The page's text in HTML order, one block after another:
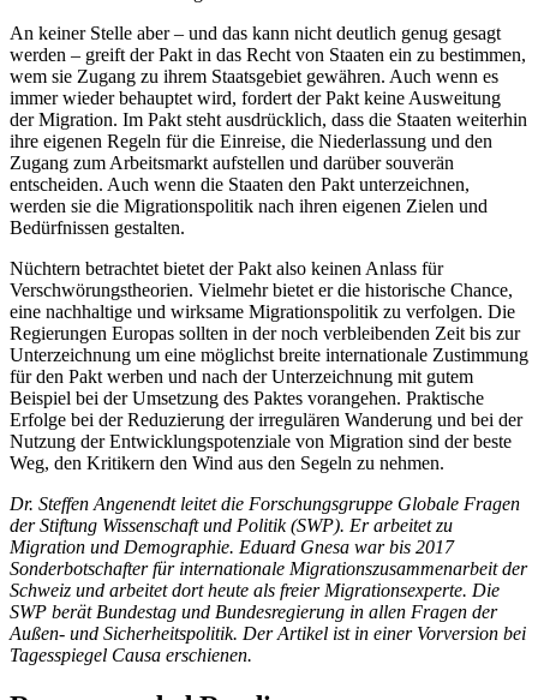
An keiner Stelle aber – und das kann nicht deutlich genug gesagt
werden – greift der Pakt in das Recht von Staaten ein zu bestimmen,
wem sie Zugang zu ihrem Staatsgebiet gewähren. Auch wenn es
immer wieder behauptet wird, fordert der Pakt keine Ausweitung
der Migration. Im Pakt steht ausdrücklich, dass die Staaten weiterhin
ihre eigenen Regeln für die Einreise, die Niederlassung und den
Zugang zum Arbeitsmarkt aufstellen und darüber souverän
entscheiden. Auch wenn die Staaten den Pakt unterzeichnen,
werden sie die Migrationspolitik nach ihren eigenen Zielen und
Bedürfnissen gestalten.
Nüchtern betrachtet bietet der Pakt also keinen Anlass für
Verschwörungstheorien. Vielmehr bietet er die historische Chance,
eine nachhaltige und wirksame Migrationspolitik zu verfolgen. Die
Regierungen Europas sollten in der noch verbleibenden Zeit bis zur
Unterzeichnung um eine möglichst breite internationale Zustimmung
für den Pakt werben und nach der Unterzeichnung mit gutem
Beispiel bei der Umsetzung des Paktes vorangehen. Praktische
Erfolge bei der Reduzierung der irregulären Wanderung und bei der
Nutzung der Entwicklungspotenziale von Migration sind der beste
Weg, den Kritikern den Wind aus den Segeln zu nehmen.
Dr. Steffen Angenendt leitet die Forschungsgruppe Globale Fragen
der Stiftung Wissenschaft und Politik (SWP). Er arbeitet zu
Migration und Demographie. Eduard Gnesa war bis 2017
Sonderbotschafter für internationale Migrationszusammenarbeit der
Schweiz und arbeitet dort heute als freier Migrationsexperte. Die
SWP berät Bundestag und Bundesregierung in allen Fragen der
Außen- und Sicherheitspolitik. Der Artikel ist in einer Vorversion bei
Tagesspiegel Causa erschienen.